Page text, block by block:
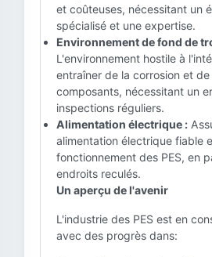
et coûteuses, nécessitant un
spécialisé et une expertise.
Environnement de fond de
L'environnement hostile à
entraîner de la corrosion et
composants, nécessitant un
inspections réguliers.
Alimentation électrique :
alimentation électrique fiable
fonctionnement des PES, en
endroits reculés.
Un aperçu de l'avenir
L'industrie des PES est en
avec des progrès dans: